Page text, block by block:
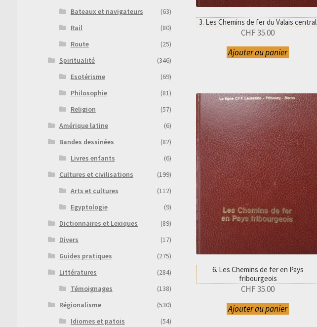
3. Les Chemins de fer du Valais central
CHF35.00
Ajouter au panier
6. Les Chemins de fer en Pays
fribourgeois
CHF35.00
Ajouter au panier
Bateaux et navigateurs
(63)
Rail
(80)
Route
(25)
Spiritualité
(346)
Esotérisme
(69)
Philosophie
(81)
Religion
(57)
Amérique latine
(6)
Bandes dessinées
(82)
Livres enfants
(6)
Cultures et civilisations
(199)
Arts et cultures
(112)
Egyptologie
(9)
Dictionnaires et Lexiques
(89)
Divers
(17)
Guides pratiques
(275)
Littératures
(284)
Témoignages
(138)
Régionalisme
(530)
Idiomes et patois
(54)